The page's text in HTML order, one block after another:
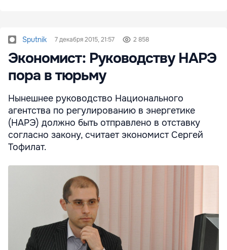
Sputnik 7 декабря 2015, 21:57 2 858
Экономист: Руководству НАРЭ
пора в тюрьму
Нынешнее руководство Национального
агентства по регулированию в энергетике
(НАРЭ) должно быть отправлено в отставку
согласно закону, считает экономист Сергей
Тофилат.